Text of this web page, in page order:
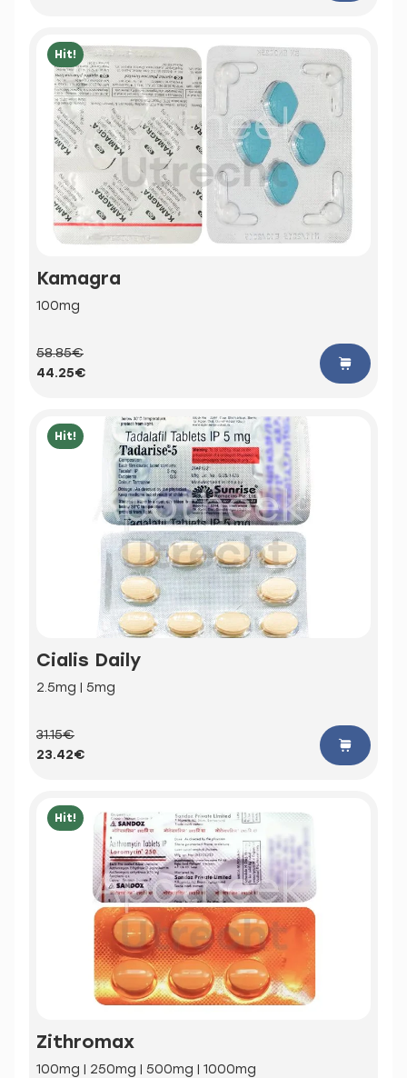
Hit!
Kamagra
100mg
58.85€
44.25€
Hit!
Cialis Daily
2.5mg | 5mg
31.15€
23.42€
Hit!
Zithromax
100mg | 250mg | 500mg | 1000mg